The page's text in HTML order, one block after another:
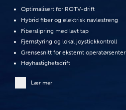
Optimalisert for ROTV-drift
Hybrid fiber og elektrisk navlestreng
Fiberslipring med lavt tap
Fjernstyring og lokal joystickkontroll
Grensesnitt for eksternt operatørsenter
Høyhastighetsdrift
Lær mer